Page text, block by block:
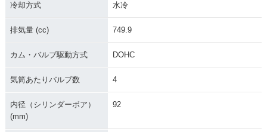
冷却方式 水冷
排気量 (cc) 749.9
カム・バルブ駆動方式 DOHC
気筒あたりバルブ数 4
内径（シリンダーボア）
(mm)
92